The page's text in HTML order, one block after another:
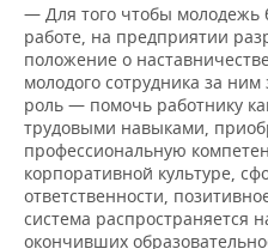
— Для того чтобы молодежь
работе, на предприятии
положение о
молодого сотрудника за ним
роль — помочь работнику
трудовыми навыками,
профессиональную
корпоративной культуре,
ответственности,
система распространяется
окончивших